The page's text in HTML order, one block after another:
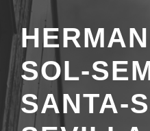
SOL-
SANTA-